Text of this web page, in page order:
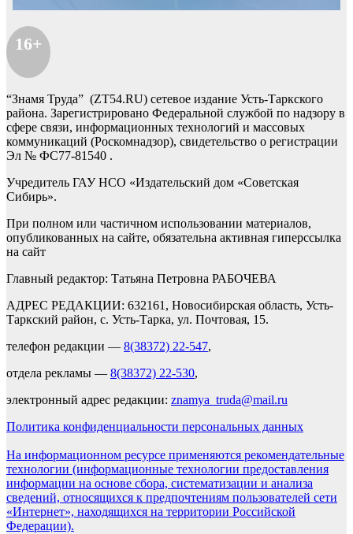
16+
“Знамя Труда” (ZT54.RU) сетевое издание Усть-Таркского
района. Зарегистрировано Федеральной службой по надзору в
сфере связи, информационных технологий и массовых
коммуникаций (Роскомнадзор), свидетельство о регистрации
Эл № ФС77-81540 .
Учредитель ГАУ НСО «Издательский дом «Советская
Сибирь».
При полном или частичном использовании материалов,
опубликованных на сайте, обязательна активная гиперссылка
на сайт
Главный редактор: Татьяна Петровна РАБОЧЕВА
АДРЕС РЕДАКЦИИ: 632161, Новосибирская область, Усть-
Таркский район, с. Усть-Тарка, ул. Почтовая, 15.
телефон редакции — 8(38372) 22-547,
отдела рекламы — 8(38372) 22-530,
электронный адрес редакции: znamya_truda@mail.ru
Политика конфиденциальности персональных данных
На информационном ресурсе применяются рекомендательные
технологии (информационные технологии предоставления
информации на основе сбора, систематизации и анализа
сведений, относящихся к предпочтениям пользователей сети
«Интернет», находящихся на территории Российской
Федерации).